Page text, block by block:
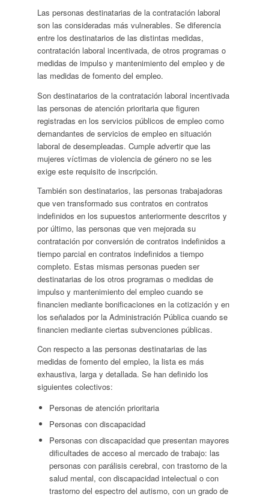
Las personas destinatarias de la contratación laboral
son las consideradas más vulnerables. Se diferencia
entre los destinatarios de las distintas medidas,
contratación laboral incentivada, de otros programas o
medidas de impulso y mantenimiento del empleo y de
las medidas de fomento del empleo.
Son destinatarios de la contratación laboral incentivada
las personas de atención prioritaria que figuren
registradas en los servicios públicos de empleo como
demandantes de servicios de empleo en situación
laboral de desempleadas. Cumple advertir que las
mujeres víctimas de violencia de género no se les
exige este requisito de inscripción.
También son destinatarios, las personas trabajadoras
que ven transformado sus contratos en contratos
indefinidos en los supuestos anteriormente descritos y
por último, las personas que ven mejorada su
contratación por conversión de contratos indefinidos a
tiempo parcial en contratos indefinidos a tiempo
completo. Estas mismas personas pueden ser
destinatarias de los otros programas o medidas de
impulso y mantenimiento del empleo cuando se
financien mediante bonificaciones en la cotización y en
los señalados por la Administración Pública cuando se
financien mediante ciertas subvenciones públicas.
Con respecto a las personas destinatarias de las
medidas de fomento del empleo, la lista es más
exhaustiva, larga y detallada. Se han definido los
siguientes colectivos:
Personas de atención prioritaria
Personas con discapacidad
Personas con discapacidad que presentan mayores
dificultades de acceso al mercado de trabajo: las
personas con parálisis cerebral, con trastorno de la
salud mental, con discapacidad intelectual o con
trastorno del espectro del autismo, con un grado de